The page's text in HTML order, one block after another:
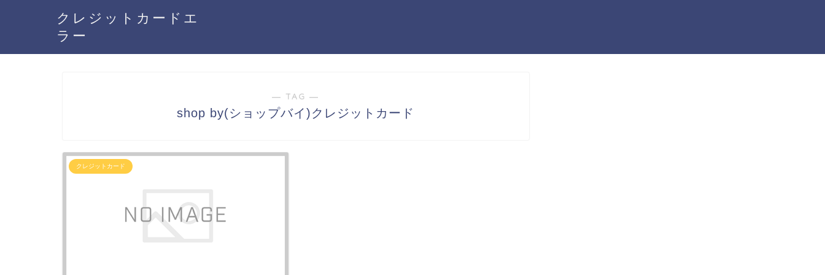
クレジットカードエ
ラー
― TAG ―
shop by(ショップバイ)クレジットカード
クレジットカード